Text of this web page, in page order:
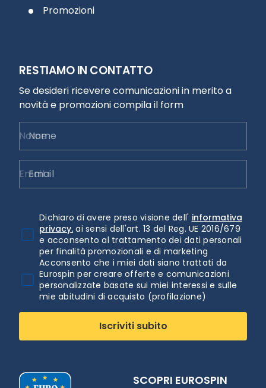
Promozioni
RESTIAMO IN CONTATTO
Se desideri ricevere comunicazioni in merito a
novità e promozioni compila il form
Nome
Email
Dichiaro di avere preso visione dell' informativa
privacy. ai sensi dell'art. 13 del Reg. UE 2016/679
e acconsento al trattamento dei dati personali
per finalità promozionali e di marketing
Acconsento che i miei dati siano trattati da
Eurospin per creare offerte e comunicazioni
personalizzate basate sui miei interessi e sulle
mie abitudini di acquisto (profilazione)
Iscriviti subito
SCOPRI EUROSPIN